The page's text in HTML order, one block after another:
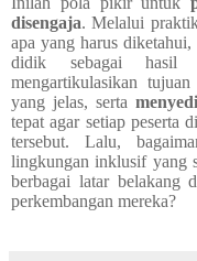
disengaja. Melalui
apa yang harus
didik sebagai hasil
mengartikulasikan
yang jelas, serta
tepat agar setiap peserta
tersebut. Lalu,
lingkungan inklusif yang
berbagai latar belakang
perkembangan mereka?